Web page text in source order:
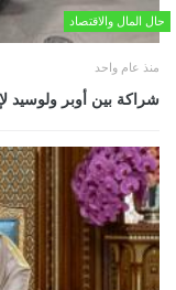
حال المال والاقتصاد
منذ عام واحد
شراكة بين أوبر ولوسيد